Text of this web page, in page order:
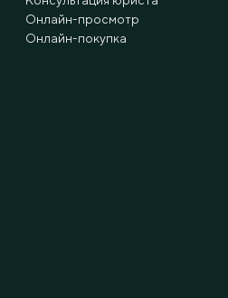
Онлайн-просмотр
Онлайн-покупка